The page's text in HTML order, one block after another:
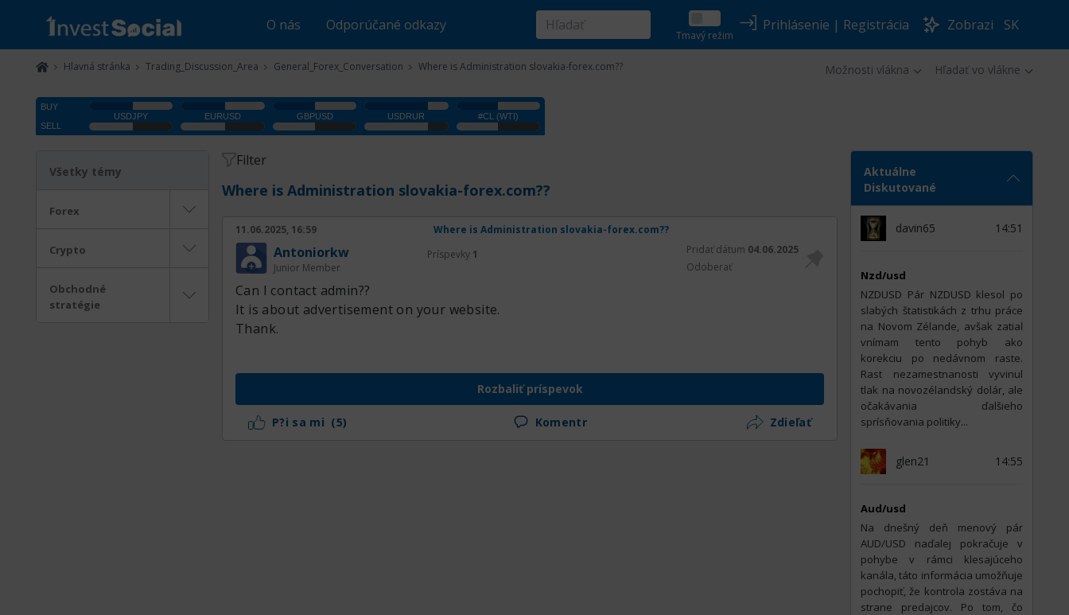
O nás Odporúčané odkazy
Tmavý režim
Prihlásenie | Registrácia Zobrazi SK
Hlavná stránka Trading_Discussion_Area General_Forex_Conversation Where is Administration slovakia-forex.com?? Možnosti vlákna Hľadať vo vlákne
Všetky témy
Forex
Crypto
Obchodné
stratégie
Filter
Where is Administration slovakia-forex.com??
11.06.2025, 16:59 Where is Administration slovakia-forex.com??
Antoniorkw
Junior Member
Príspevky 1 Pridať dátum 04.06.2025
Odoberať
Can I contact admin??
It is about advertisement on your website.
Thank.
Rozbaliť príspevok
P?i sa mi (5) Komentr Zdieľať
Aktuálne
Diskutované
davin65 14:51
Nzd/usd
NZDUSD Pár NZDUSD klesol po
slabých štatistikách z trhu práce
na Novom Zélande, avšak zatiaľ
vnímam tento pohyb ako
korekciu po nedávnom raste.
Rast nezamestnanosti vyvinul
tlak na novozélandský dolár, ale
očakávania ďalšieho
sprísňovania politiky...
glen21 14:55
Aud/usd
Na dnešný deň menový pár
AUD/USD naďalej pokračuje v
pohybe v rámci klesajúceho
kanála, táto informácia umožňuje
pochopiť, že kontrola zostáva na
strane predajcov. Po tom, čo